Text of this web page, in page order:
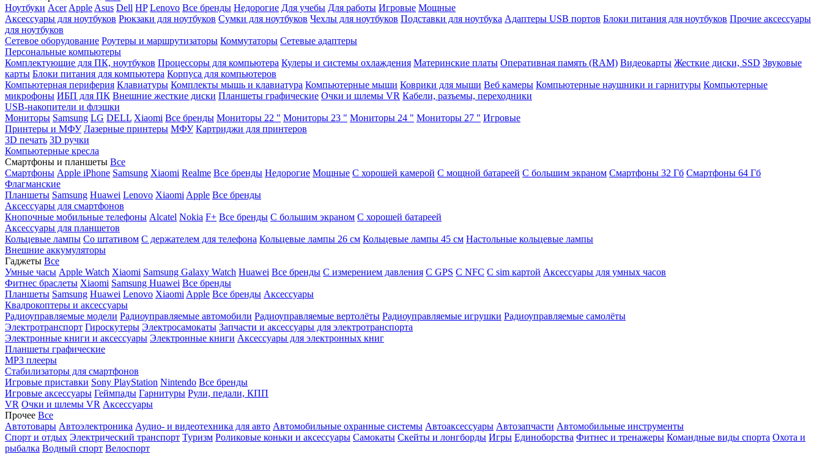
Ноутбуки Acer Apple Asus Dell HP Lenovo Все бренды Недорогие Для учебы Для работы Игровые Мощные
Аксессуары для ноутбуков Рюкзаки для ноутбуков Сумки для ноутбуков Чехлы для ноутбуков Подставки для ноутбука Адаптеры USB портов Блоки питания для ноутбуков Прочие аксессуары
для ноутбуков
Сетевое оборудование Роутеры и маршрутизаторы Коммутаторы Сетевые адаптеры
Персональные компьютеры
Комплектующие для ПК, ноутбуков Процессоры для компьютера Кулеры и системы охлаждения Материнские платы Оперативная память (RAM) Видеокарты Жесткие диски, SSD Звуковые
карты Блоки питания для компьютера Корпуса для компьютеров
Компьютерная периферия Клавиатуры Комплекты мышь и клавиатура Компьютерные мыши Коврики для мыши Веб камеры Компьютерные наушники и гарнитуры Компьютерные
микрофоны ИБП для ПК Внешние жесткие диски Планшеты графические Очки и шлемы VR Кабели, разъемы, переходники
USB-накопители и флэшки
Мониторы Samsung LG DELL Xiaomi Все бренды Мониторы 22 " Мониторы 23 " Мониторы 24 " Мониторы 27 " Игровые
Принтеры и МФУ Лазерные принтеры МФУ Картриджи для принтеров
3D печать 3D ручки
Компьютерные кресла
Смартфоны и планшеты Все
Смартфоны Apple iPhone Samsung Xiaomi Realme Все бренды Недорогие Мощные С хорошей камерой С мощной батареей С большим экраном Смартфоны 32 Гб Смартфоны 64 Гб
Флагманские
Планшеты Samsung Huawei Lenovo Xiaomi Apple Все бренды
Аксессуары для смартфонов
Кнопочные мобильные телефоны Alcatel Nokia F+ Все бренды С большим экраном С хорошей батареей
Аксессуары для планшетов
Кольцевые лампы Со штативом C держателем для телефона Кольцевые лампы 26 см Кольцевые лампы 45 см Настольные кольцевые лампы
Внешние аккумуляторы
Гаджеты Все
Умные часы Apple Watch Xiaomi Samsung Galaxy Watch Huawei Все бренды C измерением давления C GPS C NFC C sim картой Аксессуары для умных часов
Фитнес браслеты Xiaomi Samsung Huawei Все бренды
Планшеты Samsung Huawei Lenovo Xiaomi Apple Все бренды Аксессуары
Квадрокоптеры и аксессуары
Радиоуправляемые модели Радиоуправляемые автомобили Радиоуправляемые вертолёты Радиоуправляемые игрушки Радиоуправляемые самолёты
Электротранспорт Гироскутеры Электросамокаты Запчасти и аксессуары для электротранспорта
Электронные книги и аксессуары Электронные книги Аксессуары для электронных книг
Планшеты графические
MP3 плееры
Стабилизаторы для смартфонов
Игровые приставки Sony PlayStation Nintendo Все бренды
Игровые аксессуары Геймпады Гарнитуры Рули, педали, КПП
VR Очки и шлемы VR Аксессуары
Прочее Все
Автотовары Автоэлектроника Аудио- и видеотехника для авто Автомобильные охранные системы Автоаксессуары Автозапчасти Автомобильные инструменты
Спорт и отдых Электрический транспорт Туризм Роликовые коньки и аксессуары Самокаты Скейты и лонгборды Игры Единоборства Фитнес и тренажеры Командные виды спорта Охота и
рыбалка Водный спорт Велоспорт